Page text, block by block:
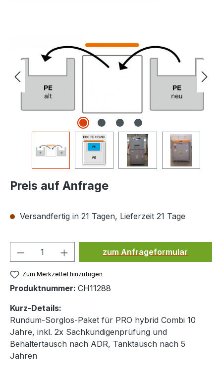
Preis auf Anfrage
Versandfertig in 21 Tagen, Lieferzeit 21 Tage
Produkt Anzahl: Gib den
zum Anfrageformular
Zum Merkzettel hinzufügen
Produktnummer: CH11288
Kurz-Details:
Rundum-Sorglos-Paket für PRO hybrid Combi 10
Jahre, inkl. 2x Sachkundigenprüfung und
Behältertausch nach ADR, Tanktausch nach 5
Jahren